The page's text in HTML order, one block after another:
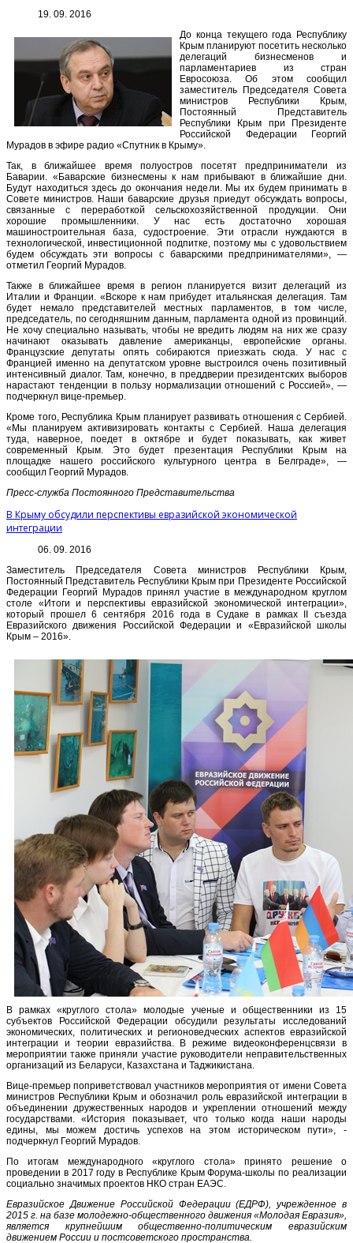
19. 09. 2016
До конца текущего года Республику
Крым планируют посетить несколько
делегаций бизнесменов и
парламентариев из стран
Евросоюза. Об этом сообщил
заместитель Председателя Совета
министров Республики Крым,
Постоянный Представитель
Республики Крым при Президенте
Российской Федерации Георгий
Мурадов в эфире радио «Спутник в Крыму».
Так, в ближайшее время полуостров посетят предприниматели из
Баварии. «Баварские бизнесмены к нам прибывают в ближайшие дни.
Будут находиться здесь до окончания недели. Мы их будем принимать в
Совете министров. Наши баварские друзья приедут обсуждать вопросы,
связанные с переработкой сельскохозяйственной продукции. Они
хорошие промышленники. У нас есть достаточно хорошая
машиностроительная база, судостроение. Эти отрасли нуждаются в
технологической, инвестиционной подпитке, поэтому мы с удовольствием
будем обсуждать эти вопросы с баварскими предпринимателями», —
отметил Георгий Мурадов.
Также в ближайшее время в регион планируется визит делегаций из
Италии и Франции. «Вскоре к нам прибудет итальянская делегация. Там
будет немало представителей местных парламентов, в том числе,
председатель, по сегодняшним данным, парламента одной из провинций.
Не хочу специально называть, чтобы не вредить людям на них же сразу
начинают оказывать давление американцы, европейские органы.
Французские депутаты опять собираются приезжать сюда. У нас с
Францией именно на депутатском уровне выстроился очень позитивный
интенсивный диалог. Там, конечно, в преддверии президентских выборов
нарастают тенденции в пользу нормализации отношений с Россией», —
подчеркнул вице-премьер.
Кроме того, Республика Крым планирует развивать отношения с Сербией.
«Мы планируем активизировать контакты с Сербией. Наша делегация
туда, наверное, поедет в октябре и будет показывать, как живет
современный Крым. Это будет презентация Республики Крым на
площадке нашего российского культурного центра в Белграде», —
сообщил Георгий Мурадов.
Пресс-служба Постоянного Представительства
В Крыму обсудили перспективы евразийской экономической
интеграции
06. 09. 2016
Заместитель Председателя Совета министров Республики Крым,
Постоянный Представитель Республики Крым при Президенте Российской
Федерации Георгий Мурадов принял участие в международном круглом
столе «Итоги и перспективы евразийской экономической интеграции»,
который прошел 6 сентября 2016 года в Судаке в рамках II съезда
Евразийского движения Российской Федерации и «Евразийской школы
Крым – 2016».
В рамках «круглого стола» молодые ученые и общественники из 15
субъектов Российской Федерации обсудили результаты исследований
экономических, политических и регионоведческих аспектов евразийской
интеграции и теории евразийства. В режиме видеоконференцсвязи в
мероприятии также приняли участие руководители неправительственных
организаций из Беларуси, Казахстана и Таджикистана.
Вице-премьер поприветствовал участников мероприятия от имени Совета
министров Республики Крым и обозначил роль евразийской интеграции в
объединении дружественных народов и укреплении отношений между
государствами. «История показывает, что только когда наши народы
едины, мы можем достичь успехов на этом историческом пути», -
подчеркнул Георгий Мурадов.
По итогам международного «круглого стола» принято решение о
проведении в 2017 году в Республике Крым Форума-школы по реализации
социально значимых проектов НКО стран ЕАЭС.
Евразийское Движение Российской Федерации (ЕДРФ), учрежденное в
2015 г. на базе молодежно-общественного движения «Молодая Евразия»,
является крупнейшим общественно-политическим евразийским
движением России и постсоветского пространства.